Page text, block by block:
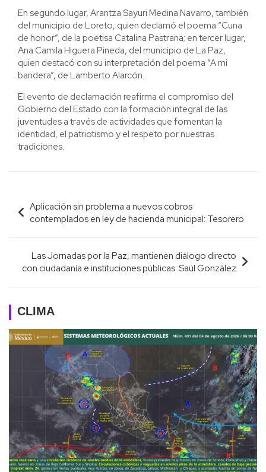
En segundo lugar, Arantza Sayuri Medina Navarro, también
del municipio de Loreto, quien declamó el poema “Cuna
de honor”, de la poetisa Catalina Pastrana; en tercer lugar,
Ana Camila Higuera Pineda, del municipio de La Paz,
quien destacó con su interpretación del poema “A mi
bandera”, de Lamberto Alarcón.
El evento de declamación reafirma el compromiso del
Gobierno del Estado con la formación integral de las
juventudes a través de actividades que fomentan la
identidad, el patriotismo y el respeto por nuestras
tradiciones.
Navegación
de
entradas
Aplicación sin problema a nuevos cobros
contemplados en ley de hacienda municipal: Tesorero
Las Jornadas por la Paz, mantienen diálogo directo
con ciudadanía e instituciones públicas: Saúl González
CLIMA